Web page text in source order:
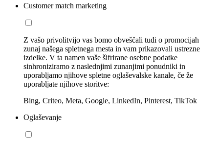
Customer match marketing
Z vašo privolitvijo vas bomo obveščali tudi o promocijah
zunaj našega spletnega mesta in vam prikazovali ustrezne
izdelke. V ta namen vaše šifrirane osebne podatke
sinhroniziramo z naslednjimi zunanjimi ponudniki in
uporabljamo njihove spletne oglaševalske kanale, če že
uporabljate njihove storitve:
Bing, Criteo, Meta, Google, LinkedIn, Pinterest, TikTok
Oglaševanje